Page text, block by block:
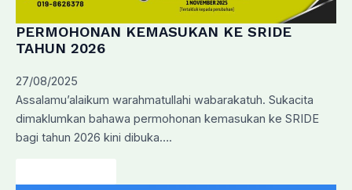
PERMOHONAN KEMASUKAN KE SRIDE
TAHUN 2026
27/08/2025
Assalamu’alaikum warahmatullahi wabarakatuh. Sukacita
dimaklumkan bahawa permohonan kemasukan ke SRIDE
bagi tahun 2026 kini dibuka….